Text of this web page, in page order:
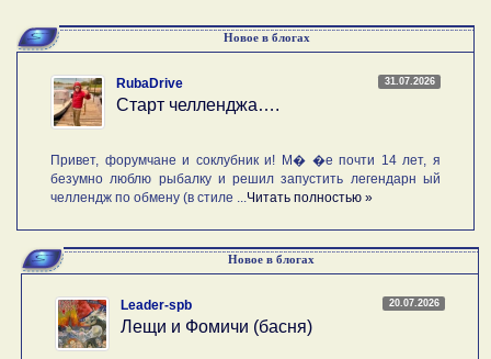
Новое в блогах
31.07.2026
RubaDrive
Старт челленджа….
Привет, форумчане и соклубник и! М� �е почти 14 лет, я
безумно люблю рыбалку и решил запустить легендарн ый
челлендж по обмену (в стиле ... Читать полностью »
Новое в блогах
20.07.2026
Leader-spb
Лещи и Фомичи (басня)